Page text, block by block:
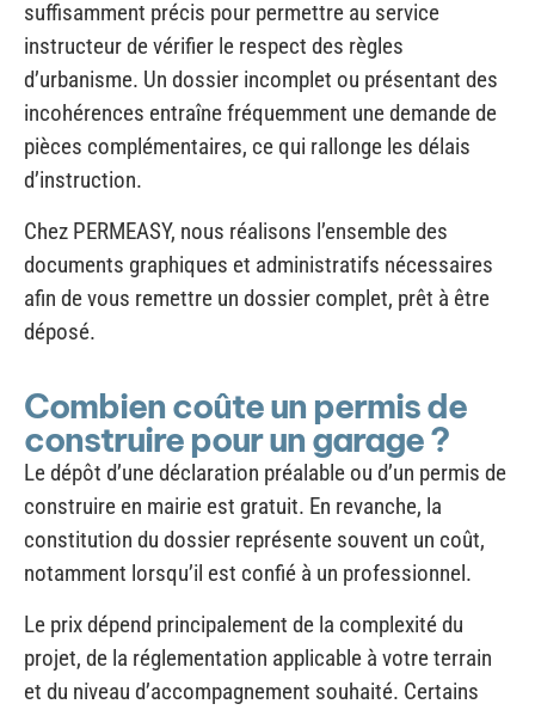
d’urbanisme. Un dossier incomplet ou présentant des
incohérences entraîne fréquemment une demande de
pièces complémentaires, ce qui rallonge les délais
d’instruction.
Chez PERMEASY, nous réalisons l’ensemble des
afin de vous remettre un dossier complet, prêt à être
déposé.
Combien coûte un permis de
Le dépôt d’une déclaration préalable ou d’un permis de
construire en mairie est gratuit. En revanche, la
constitution du dossier représente souvent un coût,
notamment lorsqu’il est confié à un professionnel.
Le prix dépend principalement de la complexité du
projet, de la réglementation applicable à votre terrain
et du niveau d’accompagnement souhaité. Certains
propriétaires réalisent eux-mêmes leur dossier, tandis
que d’autres préfèrent faire appel à un spécialiste afin